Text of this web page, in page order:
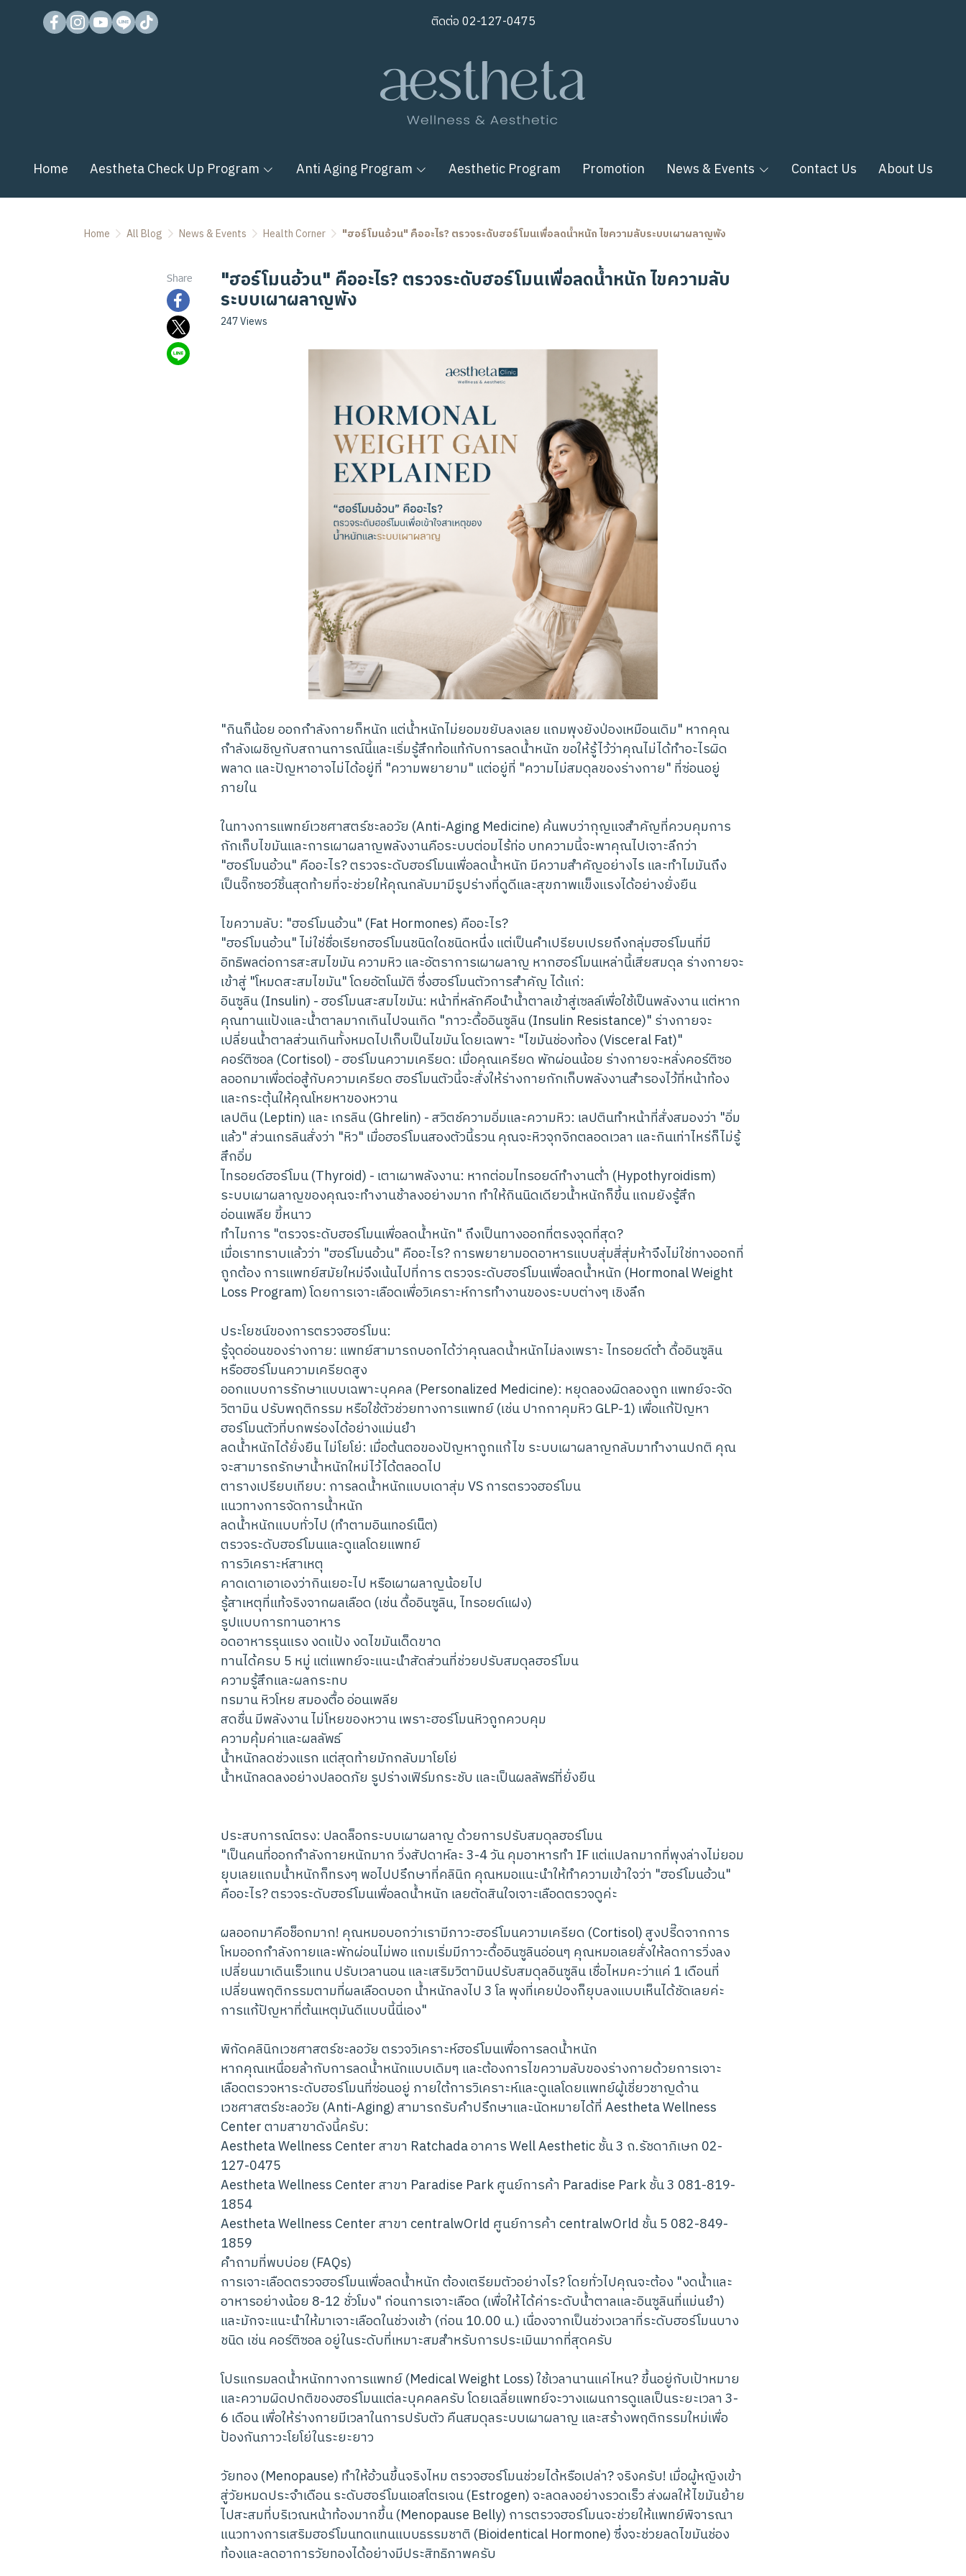
ติดต่อ02-127-0475
Home Aestheta Check Up Program Anti Aging Program Aesthetic Program Promotion News & Events Contact Us About Us
Home All Blog News & Events Health Corner "ฮอร์โมนอ้วน" คืออะไร? ตรวจระดับฮอร์โมนเพื่อลดน้ำหนัก ไขความลับระบบเผาผลาญพัง
Share "ฮอร์โมนอ้วน" คืออะไร? ตรวจระดับฮอร์โมนเพื่อลดน้ำหนัก ไขความลับ
ระบบเผาผลาญพัง
247 Views
"กินก็น้อย ออกกำลังกายก็หนัก แต่น้ำหนักไม่ยอมขยับลงเลย แถมพุงยังป่องเหมือนเดิม" หากคุณ
กำลังเผชิญกับสถานการณ์นี้และเริ่มรู้สึกท้อแท้กับการลดน้ำหนัก ขอให้รู้ไว้ว่าคุณไม่ได้ทำอะไรผิด
พลาด และปัญหาอาจไม่ได้อยู่ที่ "ความพยายาม" แต่อยู่ที่ "ความไม่สมดุลของร่างกาย" ที่ซ่อนอยู่
ภายใน
ในทางการแพทย์เวชศาสตร์ชะลอวัย (Anti-Aging Medicine) ค้นพบว่ากุญแจสำคัญที่ควบคุมการ
กักเก็บไขมันและการเผาผลาญพลังงานคือระบบต่อมไร้ท่อ บทความนี้จะพาคุณไปเจาะลึกว่า
"ฮอร์โมนอ้วน" คืออะไร? ตรวจระดับฮอร์โมนเพื่อลดน้ำหนัก มีความสำคัญอย่างไร และทำไมมันถึง
เป็นจิ๊กซอว์ชิ้นสุดท้ายที่จะช่วยให้คุณกลับมามีรูปร่างที่ดูดีและสุขภาพแข็งแรงได้อย่างยั่งยืน
ไขความลับ: "ฮอร์โมนอ้วน" (Fat Hormones) คืออะไร?
"ฮอร์โมนอ้วน" ไม่ใช่ชื่อเรียกฮอร์โมนชนิดใดชนิดหนึ่ง แต่เป็นคำเปรียบเปรยถึงกลุ่มฮอร์โมนที่มี
อิทธิพลต่อการสะสมไขมัน ความหิว และอัตราการเผาผลาญ หากฮอร์โมนเหล่านี้เสียสมดุล ร่างกายจะ
เข้าสู่ "โหมดสะสมไขมัน" โดยอัตโนมัติ ซึ่งฮอร์โมนตัวการสำคัญ ได้แก่:
อินซูลิน (Insulin) - ฮอร์โมนสะสมไขมัน: หน้าที่หลักคือนำน้ำตาลเข้าสู่เซลล์เพื่อใช้เป็นพลังงาน แต่หาก
คุณทานแป้งและน้ำตาลมากเกินไปจนเกิด "ภาวะดื้ออินซูลิน (Insulin Resistance)" ร่างกายจะ
เปลี่ยนน้ำตาลส่วนเกินทั้งหมดไปเก็บเป็นไขมัน โดยเฉพาะ "ไขมันช่องท้อง (Visceral Fat)"
คอร์ติซอล (Cortisol) - ฮอร์โมนความเครียด: เมื่อคุณเครียด พักผ่อนน้อย ร่างกายจะหลั่งคอร์ติซอ
ลออกมาเพื่อต่อสู้กับความเครียด ฮอร์โมนตัวนี้จะสั่งให้ร่างกายกักเก็บพลังงานสำรองไว้ที่หน้าท้อง
และกระตุ้นให้คุณโหยหาของหวาน
เลปติน (Leptin) และ เกรลิน (Ghrelin) - สวิตช์ความอิ่มและความหิว: เลปตินทำหน้าที่สั่งสมองว่า "อิ่ม
แล้ว" ส่วนเกรลินสั่งว่า "หิว" เมื่อฮอร์โมนสองตัวนี้รวน คุณจะหิวจุกจิกตลอดเวลา และกินเท่าไหร่ก็ไม่รู้
สึกอิ่ม
ไทรอยด์ฮอร์โมน (Thyroid) - เตาเผาพลังงาน: หากต่อมไทรอยด์ทำงานต่ำ (Hypothyroidism)
ระบบเผาผลาญของคุณจะทำงานช้าลงอย่างมาก ทำให้กินนิดเดียวน้ำหนักก็ขึ้น แถมยังรู้สึก
อ่อนเพลีย ขี้หนาว
ทำไมการ "ตรวจระดับฮอร์โมนเพื่อลดน้ำหนัก" ถึงเป็นทางออกที่ตรงจุดที่สุด?
เมื่อเราทราบแล้วว่า "ฮอร์โมนอ้วน" คืออะไร? การพยายามอดอาหารแบบสุ่มสี่สุ่มห้าจึงไม่ใช่ทางออกที่
ถูกต้อง การแพทย์สมัยใหม่จึงเน้นไปที่การ ตรวจระดับฮอร์โมนเพื่อลดน้ำหนัก (Hormonal Weight
Loss Program) โดยการเจาะเลือดเพื่อวิเคราะห์การทำงานของระบบต่างๆ เชิงลึก
ประโยชน์ของการตรวจฮอร์โมน:
รู้จุดอ่อนของร่างกาย: แพทย์สามารถบอกได้ว่าคุณลดน้ำหนักไม่ลงเพราะ ไทรอยด์ต่ำ ดื้ออินซูลิน
หรือฮอร์โมนความเครียดสูง
ออกแบบการรักษาแบบเฉพาะบุคคล (Personalized Medicine): หยุดลองผิดลองถูก แพทย์จะจัด
วิตามิน ปรับพฤติกรรม หรือใช้ตัวช่วยทางการแพทย์ (เช่น ปากกาคุมหิว GLP-1) เพื่อแก้ปัญหา
ฮอร์โมนตัวที่บกพร่องได้อย่างแม่นยำ
ลดน้ำหนักได้ยั่งยืน ไม่โยโย่: เมื่อต้นตอของปัญหาถูกแก้ไข ระบบเผาผลาญกลับมาทำงานปกติ คุณ
จะสามารถรักษาน้ำหนักใหม่ไว้ได้ตลอดไป
ตารางเปรียบเทียบ: การลดน้ำหนักแบบเดาสุ่ม VS การตรวจฮอร์โมน
แนวทางการจัดการน้ำหนัก
ลดน้ำหนักแบบทั่วไป (ทำตามอินเทอร์เน็ต)
ตรวจระดับฮอร์โมนและดูแลโดยแพทย์
การวิเคราะห์สาเหตุ
คาดเดาเอาเองว่ากินเยอะไป หรือเผาผลาญน้อยไป
รู้สาเหตุที่แท้จริงจากผลเลือด (เช่น ดื้ออินซูลิน, ไทรอยด์แฝง)
รูปแบบการทานอาหาร
อดอาหารรุนแรง งดแป้ง งดไขมันเด็ดขาด
ทานได้ครบ 5 หมู่ แต่แพทย์จะแนะนำสัดส่วนที่ช่วยปรับสมดุลฮอร์โมน
ความรู้สึกและผลกระทบ
ทรมาน หิวโหย สมองตื้อ อ่อนเพลีย
สดชื่น มีพลังงาน ไม่โหยของหวาน เพราะฮอร์โมนหิวถูกควบคุม
ความคุ้มค่าและผลลัพธ์
น้ำหนักลดช่วงแรก แต่สุดท้ายมักกลับมาโยโย่
น้ำหนักลดลงอย่างปลอดภัย รูปร่างเฟิร์มกระชับ และเป็นผลลัพธ์ที่ยั่งยืน
ประสบการณ์ตรง: ปลดล็อกระบบเผาผลาญ ด้วยการปรับสมดุลฮอร์โมน
"เป็นคนที่ออกกำลังกายหนักมาก วิ่งสัปดาห์ละ 3-4 วัน คุมอาหารทำ IF แต่แปลกมากที่พุงล่างไม่ยอม
ยุบเลยแถมน้ำหนักก็ทรงๆ พอไปปรึกษาที่คลินิก คุณหมอแนะนำให้ทำความเข้าใจว่า "ฮอร์โมนอ้วน"
คืออะไร? ตรวจระดับฮอร์โมนเพื่อลดน้ำหนัก เลยตัดสินใจเจาะเลือดตรวจดูค่ะ
ผลออกมาคือช็อกมาก! คุณหมอบอกว่าเรามีภาวะฮอร์โมนความเครียด (Cortisol) สูงปรี๊ดจากการ
โหมออกกำลังกายและพักผ่อนไม่พอ แถมเริ่มมีภาวะดื้ออินซูลินอ่อนๆ คุณหมอเลยสั่งให้ลดการวิ่งลง
เปลี่ยนมาเดินเร็วแทน ปรับเวลานอน และเสริมวิตามินปรับสมดุลอินซูลิน เชื่อไหมคะว่าแค่ 1 เดือนที่
เปลี่ยนพฤติกรรมตามที่ผลเลือดบอก น้ำหนักลงไป 3 โล พุงที่เคยป่องก็ยุบลงแบบเห็นได้ชัดเลยค่ะ
การแก้ปัญหาที่ต้นเหตุมันดีแบบนี้นี่เอง"
พิกัดคลินิกเวชศาสตร์ชะลอวัย ตรวจวิเคราะห์ฮอร์โมนเพื่อการลดน้ำหนัก
หากคุณเหนื่อยล้ากับการลดน้ำหนักแบบเดิมๆ และต้องการไขความลับของร่างกายด้วยการเจาะ
เลือดตรวจหาระดับฮอร์โมนที่ซ่อนอยู่ ภายใต้การวิเคราะห์และดูแลโดยแพทย์ผู้เชี่ยวชาญด้าน
เวชศาสตร์ชะลอวัย (Anti-Aging) สามารถรับคำปรึกษาและนัดหมายได้ที่ Aestheta Wellness
Center ตามสาขาดังนี้ครับ:
Aestheta Wellness Center สาขา Ratchada อาคาร Well Aesthetic ชั้น 3 ถ.รัชดาภิเษก 02-
127-0475
Aestheta Wellness Center สาขา Paradise Park ศูนย์การค้า Paradise Park ชั้น 3 081-819-
1854
Aestheta Wellness Center สาขา centralwOrld ศูนย์การค้า centralwOrld ชั้น 5 082-849-
1859
คำถามที่พบบ่อย (FAQs)
การเจาะเลือดตรวจฮอร์โมนเพื่อลดน้ำหนัก ต้องเตรียมตัวอย่างไร? โดยทั่วไปคุณจะต้อง "งดน้ำและ
อาหารอย่างน้อย 8-12 ชั่วโมง" ก่อนการเจาะเลือด (เพื่อให้ได้ค่าระดับน้ำตาลและอินซูลินที่แม่นยำ)
และมักจะแนะนำให้มาเจาะเลือดในช่วงเช้า (ก่อน 10.00 น.) เนื่องจากเป็นช่วงเวลาที่ระดับฮอร์โมนบาง
ชนิด เช่น คอร์ติซอล อยู่ในระดับที่เหมาะสมสำหรับการประเมินมากที่สุดครับ
โปรแกรมลดน้ำหนักทางการแพทย์ (Medical Weight Loss) ใช้เวลานานแค่ไหน? ขึ้นอยู่กับเป้าหมาย
และความผิดปกติของฮอร์โมนแต่ละบุคคลครับ โดยเฉลี่ยแพทย์จะวางแผนการดูแลเป็นระยะเวลา 3-
6 เดือน เพื่อให้ร่างกายมีเวลาในการปรับตัว คืนสมดุลระบบเผาผลาญ และสร้างพฤติกรรมใหม่เพื่อ
ป้องกันภาวะโยโย่ในระยะยาว
วัยทอง (Menopause) ทำให้อ้วนขึ้นจริงไหม ตรวจฮอร์โมนช่วยได้หรือเปล่า? จริงครับ! เมื่อผู้หญิงเข้า
สู่วัยหมดประจำเดือน ระดับฮอร์โมนเอสโตรเจน (Estrogen) จะลดลงอย่างรวดเร็ว ส่งผลให้ไขมันย้าย
ไปสะสมที่บริเวณหน้าท้องมากขึ้น (Menopause Belly) การตรวจฮอร์โมนจะช่วยให้แพทย์พิจารณา
แนวทางการเสริมฮอร์โมนทดแทนแบบธรรมชาติ (Bioidentical Hormone) ซึ่งจะช่วยลดไขมันช่อง
ท้องและลดอาการวัยทองได้อย่างมีประสิทธิภาพครับ